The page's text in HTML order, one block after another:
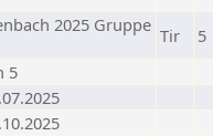
2025 Gruppe Tir 5
5